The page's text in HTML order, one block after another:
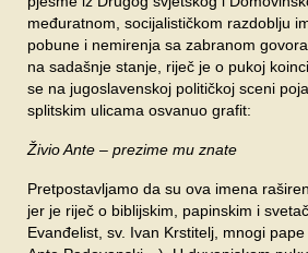
međuratnom, socijalističkom razdoblju
pobune i nemirenja sa zabranom
na sadašnje stanje, riječ je o pukoj
se na jugoslavenskoj političkoj sceni
splitskim ulicama osvanuo grafit:
Živio Ante – prezime mu znate
Pretpostavljamo da su ova imena
jer je riječ o biblijskim, papinskim i
Evanđelist, sv. Ivan Krstitelj, mnogi